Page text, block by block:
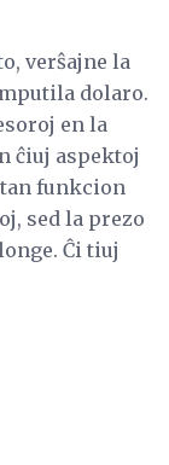
verŝajne la
dolaro.
en la
ĉiuj aspektoj
funkcion
sed la prezo
Ĉi tiuj